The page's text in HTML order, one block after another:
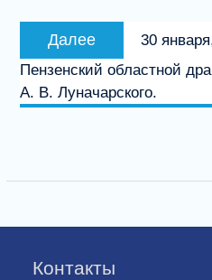
Далее
запись:
30
Пензенский областной
А. В. Луначарского.
Контакты